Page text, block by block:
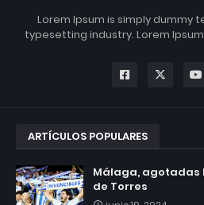
Lorem Ipsum is simply dummy
typesetting industry. Lorem
ARTÍCULOS POPULARES
Málaga, agotadas
de Torres